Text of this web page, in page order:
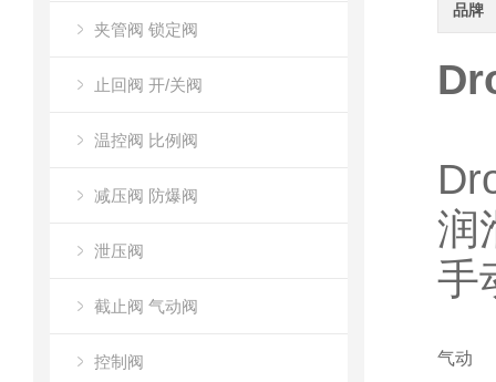
夹管阀 锁定阀
止回阀 开/关阀
温控阀 比例阀
减压阀 防爆阀
泄压阀
截止阀 气动阀
控制阀
品牌
润
手
气动